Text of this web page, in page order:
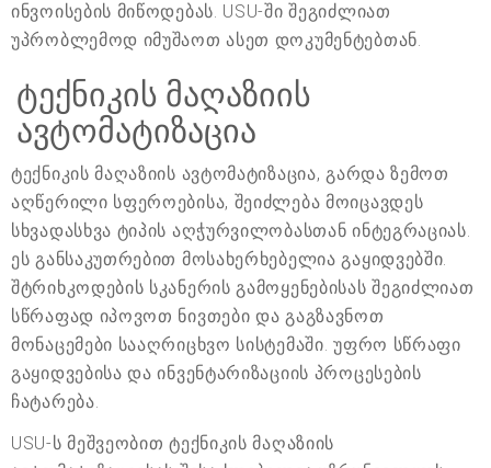
ინვოისების მიწოდებას. USU-ში შეგიძლიათ
უპრობლემოდ იმუშაოთ ასეთ დოკუმენტებთან.
ტექნიკის მაღაზიის
ავტომატიზაცია
ტექნიკის მაღაზიის ავტომატიზაცია, გარდა ზემოთ
აღწერილი სფეროებისა, შეიძლება მოიცავდეს
სხვადასხვა ტიპის აღჭურვილობასთან ინტეგრაციას.
ეს განსაკუთრებით მოსახერხებელია გაყიდვებში.
შტრიხკოდების სკანერის გამოყენებისას შეგიძლიათ
სწრაფად იპოვოთ ნივთები და გაგზავნოთ
მონაცემები სააღრიცხვო სისტემაში. უფრო სწრაფი
გაყიდვებისა და ინვენტარიზაციის პროცესების
ჩატარება.
USU-ს მეშვეობით ტექნიკის მაღაზიის